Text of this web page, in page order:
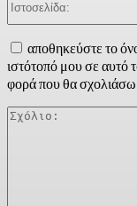
αποθηκεύστε το
ιστότοπό μου σε αυτό
φορά που θα